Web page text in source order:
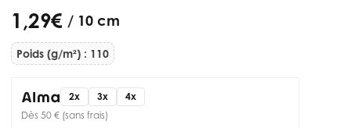
1,29 € / 10 cm
Poids (g/m²) : 110
2x 3x
4x
Dès 50 € (sans frais)